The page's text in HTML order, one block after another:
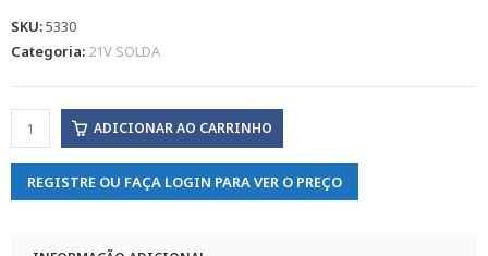
SKU:5330
Categoria: 21V SOLDA
ADICIONAR AO CARRINHO
REGISTRE OU FAÇA LOGIN PARA VER O PREÇO